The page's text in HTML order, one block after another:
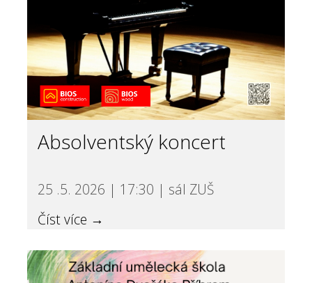
Absolventský koncert
25 .5. 2026 | 17:30 | sál ZUŠ
Číst více →